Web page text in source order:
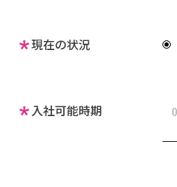
現在の状況
入社可能時期